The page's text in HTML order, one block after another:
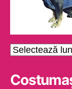
Arhive